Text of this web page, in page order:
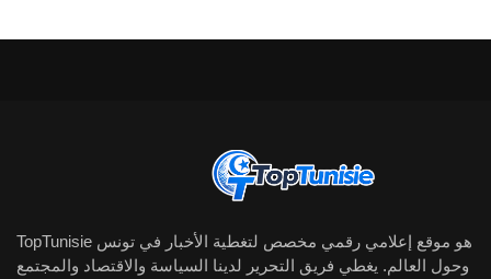
TopTunisie هو موقع إعلامي رقمي مخصص لتغطية الأخبار في تونس
وحول العالم. يغطي فريق التحرير لدينا السياسة والاقتصاد والمجتمع